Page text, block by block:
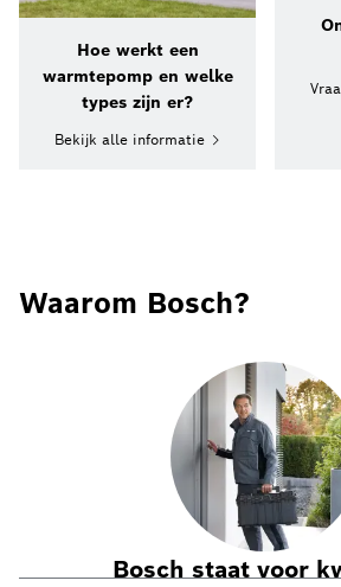
Hoe werkt een
warmtepomp en welke
types zijn er?
Bekijk alle informatie
Waarom Bosch?
Bosch staat voor